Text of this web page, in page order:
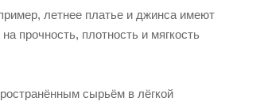
летнее платье и джинса имеют
прочность, плотность и мягкость
сырьём в лёгкой